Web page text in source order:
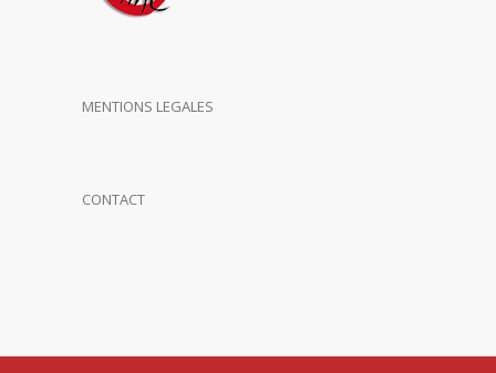
MENTIONS LEGALES
CONTACT